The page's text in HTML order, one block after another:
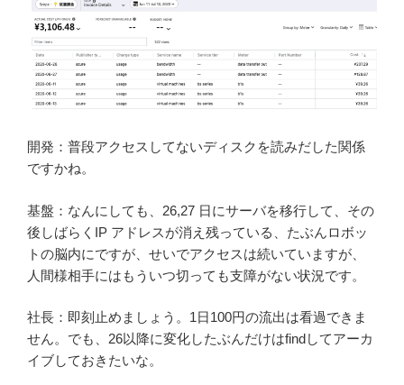
開発：普段アクセスしてないディスクを読みだした関係
ですかね。
基盤：なんにしても、26,27 日にサーバを移行して、その
後しばらくIP アドレスが消え残っている、たぶんロボッ
トの脳内にですが、せいでアクセスは続いていますが、
人間様相手にはもういつ切っても支障がない状況です。
社長：即刻止めましょう。1日100円の流出は看過できま
せん。でも、26以降に変化したぶんだけはfindしてアーカ
イブしておきたいな。